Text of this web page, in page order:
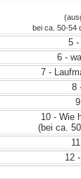
bei ca. 50-54
5 -
6 -
7 -
8
10 - Wie
(bei ca.
12